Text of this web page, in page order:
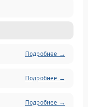
Подробнее →
Подробнее →
Подробнее →